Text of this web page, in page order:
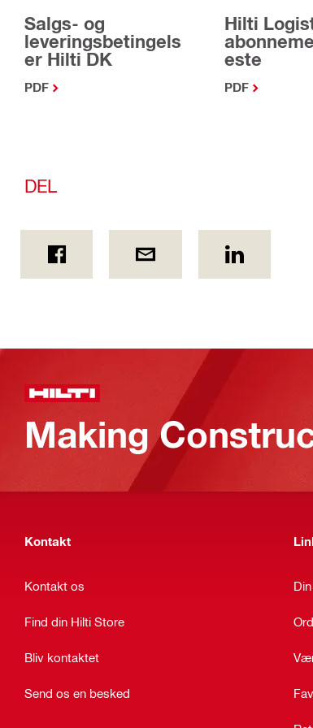
Salgs- og
leveringsbetingels
er Hilti DK
PDF
Hilti
este
PDF
DEL
Making
Kontakt
Kontakt os
Find din Hilti Store
Bliv kontaktet
Send os en besked